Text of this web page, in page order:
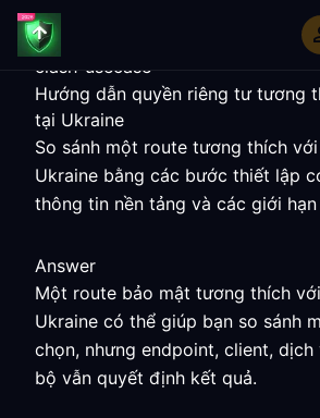
clash-usecase
Hướng dẫn quyền riêng tư tương
tại Ukraine
So sánh một route tương thích
Ukraine bằng các bước thiết lập
thông tin nền tảng và các giới
Answer
Một route bảo mật tương thích
Ukraine có thể giúp bạn so sánh
chọn, nhưng endpoint, client, dịch
bộ vẫn quyết định kết quả.